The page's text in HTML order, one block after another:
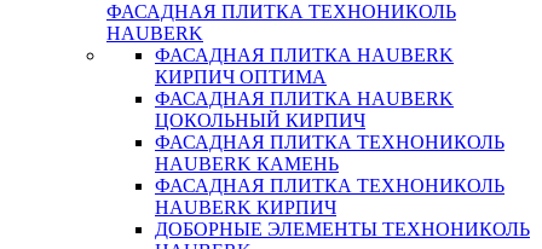
ФАСАДНАЯ ПЛИТКА ТЕХНОНИКОЛЬ
HAUBERK
ФАСАДНАЯ ПЛИТКА HAUBERK
КИРПИЧ ОПТИМА
ФАСАДНАЯ ПЛИТКА HAUBERK
ЦОКОЛЬНЫЙ КИРПИЧ
ФАСАДНАЯ ПЛИТКА ТЕХНОНИКОЛЬ
HAUBERK КАМЕНЬ
ФАСАДНАЯ ПЛИТКА ТЕХНОНИКОЛЬ
HAUBERK КИРПИЧ
ДОБОРНЫЕ ЭЛЕМЕНТЫ ТЕХНОНИКОЛЬ